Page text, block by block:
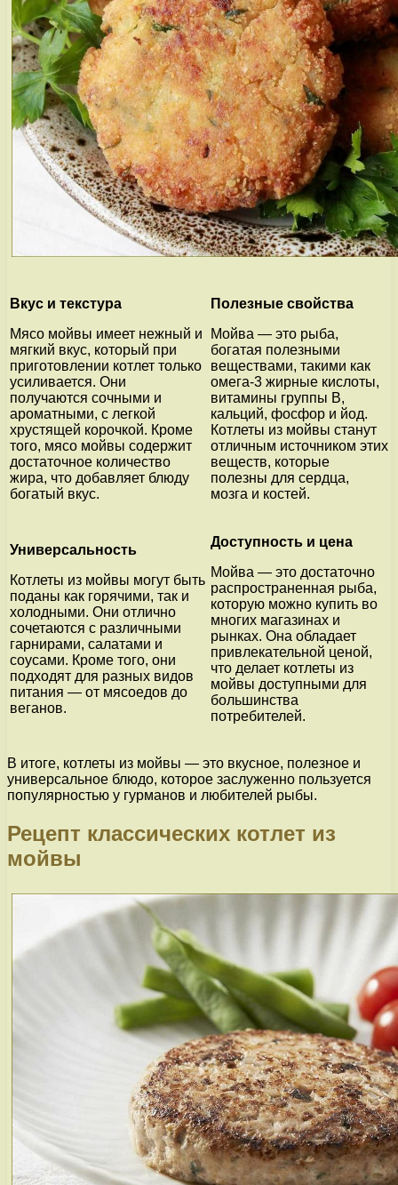
Вкус и текстура
Мясо мойвы имеет нежный и
мягкий вкус, который при
приготовлении котлет только
усиливается. Они
получаются сочными и
ароматными, с легкой
хрустящей корочкой. Кроме
того, мясо мойвы содержит
достаточное количество
жира, что добавляет блюду
богатый вкус.
Полезные свойства
Мойва — это рыба,
богатая полезными
веществами, такими как
омега-3 жирные кислоты,
витамины группы В,
кальций, фосфор и йод.
Котлеты из мойвы станут
отличным источником этих
веществ, которые
полезны для сердца,
мозга и костей.
Универсальность
Котлеты из мойвы могут быть
поданы как горячими, так и
холодными. Они отлично
сочетаются с различными
гарнирами, салатами и
соусами. Кроме того, они
подходят для разных видов
питания — от мясоедов до
веганов.
Доступность и цена
Мойва — это достаточно
распространенная рыба,
которую можно купить во
многих магазинах и
рынках. Она обладает
привлекательной ценой,
что делает котлеты из
мойвы доступными для
большинства
потребителей.
В итоге, котлеты из мойвы — это вкусное, полезное и
универсальное блюдо, которое заслуженно пользуется
популярностью у гурманов и любителей рыбы.
Рецепт классических котлет из
мойвы